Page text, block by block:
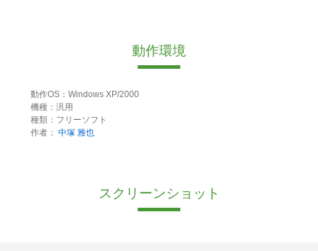
動作環境
動作OS：Windows XP/2000
機種：汎用
種類：フリーソフト
作者： 中塚 雅也
スクリーンショット